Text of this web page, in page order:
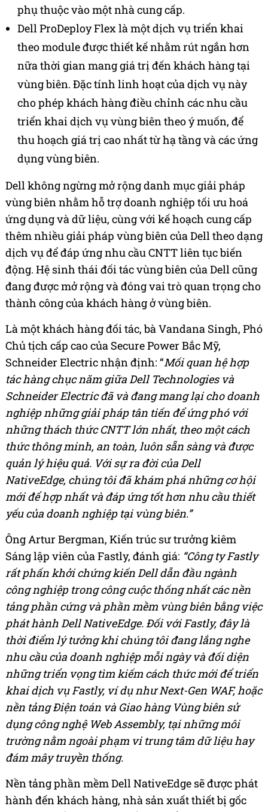
phụ thuộc vào một nhà cung cấp.
Dell ProDeploy Flex là một dịch vụ triển khai
theo module được thiết kế nhằm rút ngắn hơn
nữa thời gian mang giá trị đến khách hàng tại
vùng biên. Đặc tính linh hoạt của dịch vụ này
cho phép khách hàng điều chỉnh các nhu cầu
triển khai dịch vụ vùng biên theo ý muốn, để
thu hoạch giá trị cao nhất từ hạ tầng và các ứng
dụng vùng biên.
Dell không ngừng mở rộng danh mục giải pháp
vùng biên nhằm hỗ trợ doanh nghiệp tối ưu hoá
ứng dụng và dữ liệu, cùng với kế hoạch cung cấp
thêm nhiều giải pháp vùng biên của Dell theo dạng
dịch vụ để đáp ứng nhu cầu CNTT liên tục biến
động. Hệ sinh thái đối tác vùng biên của Dell cũng
đang được mở rộng và đóng vai trò quan trọng cho
thành công của khách hàng ở vùng biên.
Là một khách hàng đối tác, bà Vandana Singh, Phó
Chủ tịch cấp cao của Secure Power Bắc Mỹ,
Schneider Electric nhận định: “Mối quan hệ hợp
tác hàng chục năm giữa Dell Technologies và
Schneider Electric đã và đang mang lại cho doanh
nghiệp những giải pháp tân tiến để ứng phó với
những thách thức CNTT lớn nhất, theo một cách
thức thông minh, an toàn, luôn sẵn sàng và được
quản lý hiệu quả. Với sự ra đời của Dell
NativeEdge, chúng tôi đã khám phá những cơ hội
mới để hợp nhất và đáp ứng tốt hơn nhu cầu thiết
yếu của doanh nghiệp tại vùng biên.”
Ông Artur Bergman, Kiến trúc sư trưởng kiêm
Sáng lập viên của Fastly, đánh giá: “Công ty Fastly
rất phấn khởi chứng kiến Dell dẫn đầu ngành
công nghiệp trong công cuộc thống nhất các nền
tảng phần cứng và phần mềm vùng biên bằng việc
phát hành Dell NativeEdge. Đối với Fastly, đây là
thời điểm lý tưởng khi chúng tôi đang lắng nghe
nhu cầu của doanh nghiệp mỗi ngày và đối diện
những triển vọng tìm kiếm cách thức mới để triển
khai dịch vụ Fastly, ví dụ như Next-Gen WAF, hoặc
nền tảng Điện toán và Giao hàng Vùng biên sử
dụng công nghệ Web Assembly, tại những môi
trường nằm ngoài phạm vi trung tâm dữ liệu hay
đám mây truyền thống.
Nền tảng phần mềm Dell NativeEdge sẽ được phát
hành đến khách hàng, nhà sản xuất thiết bị gốc